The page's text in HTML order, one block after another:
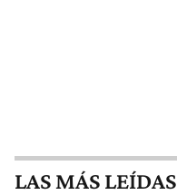
LAS MÁS LEÍDAS